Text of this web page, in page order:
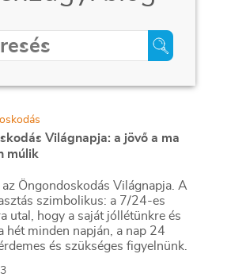
Világnapja: a jövő a ma
múlik
Öngondoskodás Világnapja. A
szimbolikus: a 7/24-es
utal, hogy a saját jóllétünkre és
hét minden napján, a nap 24
és szükséges figyelnünk.